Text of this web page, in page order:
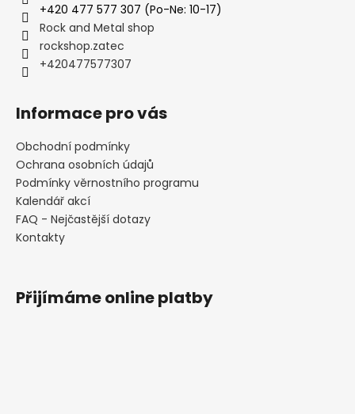
+420 477 577 307 (Po-Ne: 10-17)
Rock and Metal shop
rockshop.zatec
+420477577307
Informace pro vás
Obchodní podmínky
Ochrana osobních údajů
Podmínky věrnostního programu
Kalendář akcí
FAQ - Nejčastější dotazy
Kontakty
Přijímáme online platby